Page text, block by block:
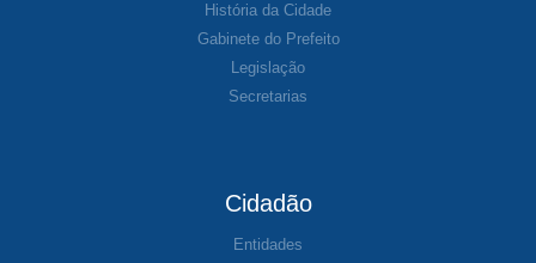
História da Cidade
Gabinete do Prefeito
Legislação
Secretarias
Cidadão
Entidades